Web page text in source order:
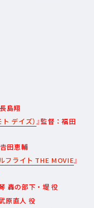
島翔
デイズ） 』監督：福田
田恵輔
フライト THE MOVIE』
轟の部下・堤 役
原直人 役